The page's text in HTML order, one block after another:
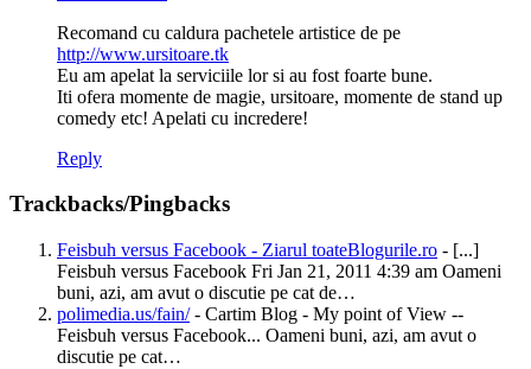
Recomand cu caldura pachetele artistice de pe
http://www.ursitoare.tk
Eu am apelat la serviciile lor si au fost foarte bune.
Iti ofera momente de magie, ursitoare, momente de stand up
comedy etc! Apelati cu incredere!
Reply
Trackbacks/Pingbacks
Feisbuh versus Facebook - Ziarul toateBlogurile.ro - [...]
Feisbuh versus Facebook Fri Jan 21, 2011 4:39 am Oameni
buni, azi, am avut o discutie pe cat de…
polimedia.us/fain/- Cartim Blog - My point of View --
Feisbuh versus Facebook... Oameni buni, azi, am avut o
discutie pe cat…